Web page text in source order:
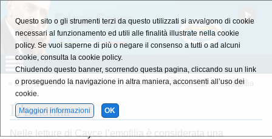
L'Enciclopedia della Salute » Lettera - E - »Lettera - E - » L'Emofilia
L'Emofilia
Nelle letture di Cayce l’emofilia è considerata una
Questo sito o gli strumenti terzi da questo utilizzati si avvalgono di cookie
necessari al funzionamento ed utili alle finalità illustrate nella cookie
policy. Se vuoi saperne di più o negare il consenso a tutti o ad alcuni
cookie, consulta la cookie policy.
Chiudendo questo banner, scorrendo questa pagina, cliccando su un link
o proseguendo la navigazione in altra maniera, acconsenti all’uso dei
cookie.
Maggiori informazioni
OK